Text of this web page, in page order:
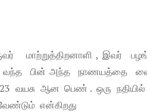
மாற்றுத்திறனாளி , இவர்
வந்த பின் அந்த நாணயத்தை
23 வயசு ஆன பெண் . ஒரு
என்கிறது